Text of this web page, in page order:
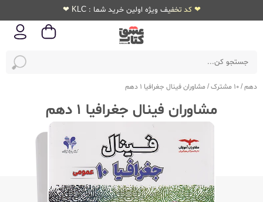
❤ کد تخفیف ویژه اولین خرید شما : KLC ❤
دهم/10 مشترک / مشاوران فینال جغرافیا 1 دهم
مشاوران فینال جغرافیا 1 دهم